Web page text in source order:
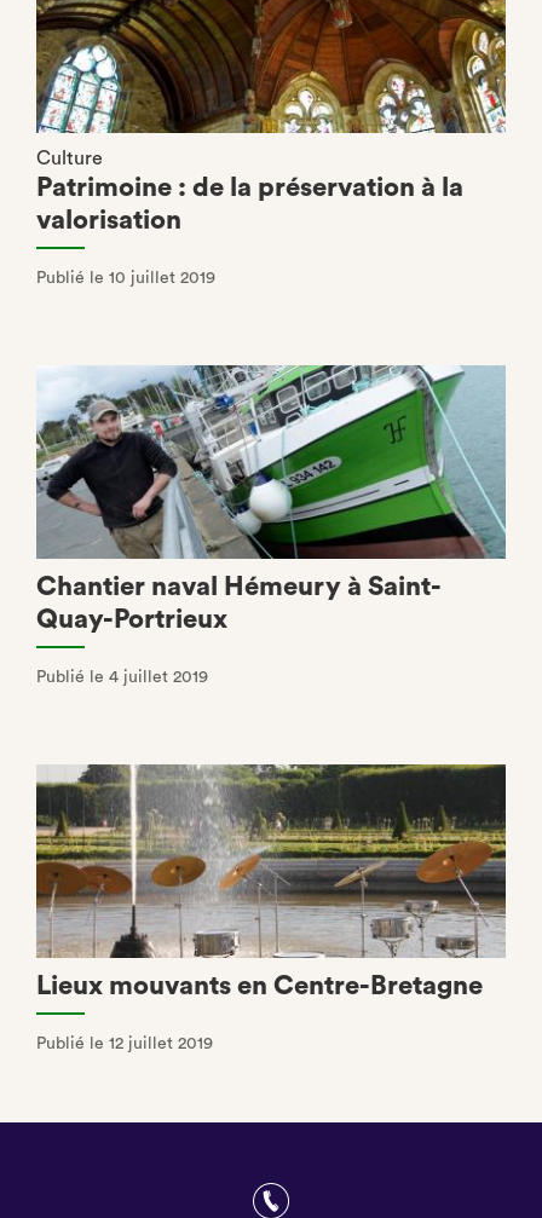
Culture
Patrimoine : de la préservation à la
valorisation
Publié le 10 juillet 2019
Chantier naval Hémeury à Saint-
Quay-Portrieux
Publié le 4 juillet 2019
Lieux mouvants en Centre-Bretagne
Publié le 12 juillet 2019